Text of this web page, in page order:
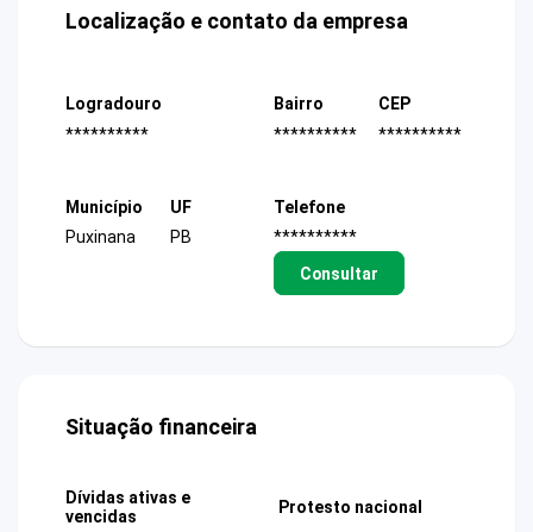
Localização e contato da empresa
Logradouro
**********
Bairro
**********
CEP
**********
Município
Puxinana
UF
PB
Telefone
**********
Consultar
Situação financeira
Dívidas ativas e
vencidas
Protesto nacional